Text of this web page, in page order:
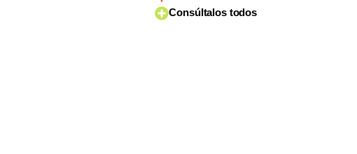
Consúltalos todos